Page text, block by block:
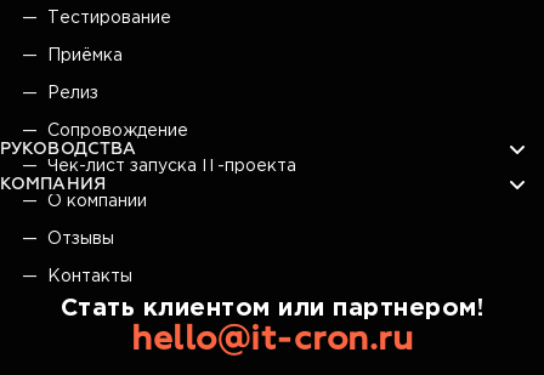
Тестирование
Приёмка
Релиз
Сопровождение
РУКОВОДСТВА
Чек-лист запуска IT-проекта
КОМПАНИЯ
О компании
Отзывы
Контакты
Стать клиентом или партнером!
hello@it-cron.ru